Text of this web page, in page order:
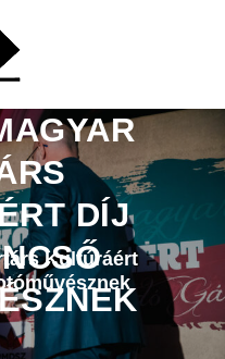
DÍJ
Kultúráért